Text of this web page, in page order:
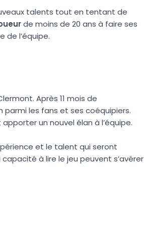
talents tout en tentant de
ueurde moins de 20 ans à faire ses
de l’équipe.
Après 11 mois de
les fans et ses coéquipiers.
un nouvel élan à l’équipe.
et le talent qui seront
à lire le jeu peuvent s’avérer